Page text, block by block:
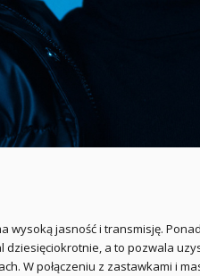
wysoką jasność i transmisję.
dziesięciokrotnie, a to pozwala
W połączeniu z zastawkami i